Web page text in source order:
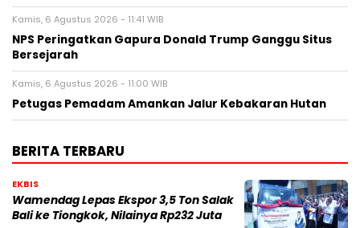
Kamis, 6 Agustus 2026 - 11:41 WIB
NPS Peringatkan Gapura Donald Trump Ganggu Situs
Bersejarah
Kamis, 6 Agustus 2026 - 11:00 WIB
Petugas Pemadam Amankan Jalur Kebakaran Hutan
BERITA TERBARU
EKBIS
Wamendag Lepas Ekspor 3,5 Ton Salak
Bali ke Tiongkok, Nilainya Rp232 Juta